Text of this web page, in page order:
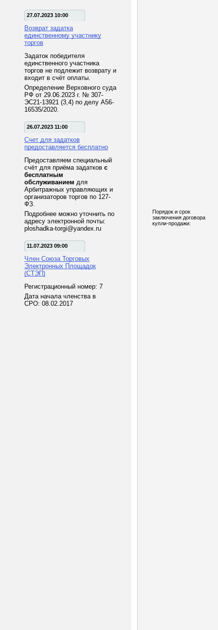
27.07.2023 10:00
Возврат задатка
единственному участнику
торгов
Задаток победителя
единственного участника
торгов не подлежит возврату и
входит в счёт оплаты.
Определение Верховного суда
РФ от 29.06.2023 г. № 307-
ЭС21-13921 (3,4) по делу А56-
16535/2020.
26.07.2023 11:00
Счет для задатков
предоставляется бесплатно
Предоставляем специальный
счёт для приёма задатков с
бесплатным
обслуживанием для
Арбитражных управляющих и
организаторов торгов по 127-
ФЗ.
Подробнее можно уточнить по
адресу электронной почты:
ploshadka-torgi@yandex.ru
11.07.2023 09:00
Член Союза Торговых
Электронных Площадок
(СТЭП)
Регистрационный номер: 7
Дата начала членства в
СРО: 08.02.2017
Порядок и срок
заключения договора
купли-продажи: